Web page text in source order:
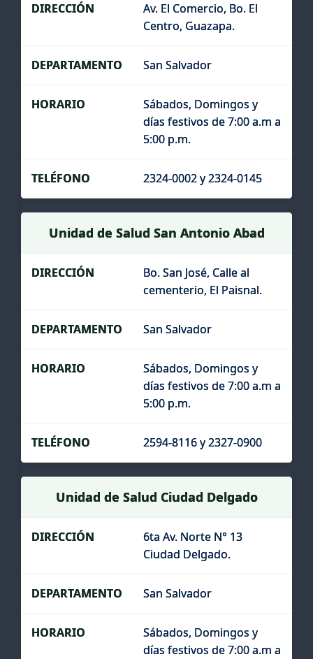
Av. El Comercio, Bo. El
Centro, Guazapa.
San Salvador
Sábados, Domingos y
días festivos de 7:00 a.m a
5:00 p.m.
2324-0002 y 2324-0145
Unidad de Salud San Antonio Abad
Bo. San José, Calle al
cementerio, El Paisnal.
San Salvador
Sábados, Domingos y
días festivos de 7:00 a.m a
5:00 p.m.
2594-8116 y 2327-0900
Unidad de Salud Ciudad Delgado
6ta Av. Norte N° 13
Ciudad Delgado.
San Salvador
Sábados, Domingos y
días festivos de 7:00 a.m a